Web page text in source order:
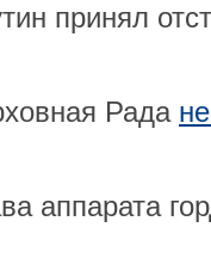
принял
Рада
аппарата